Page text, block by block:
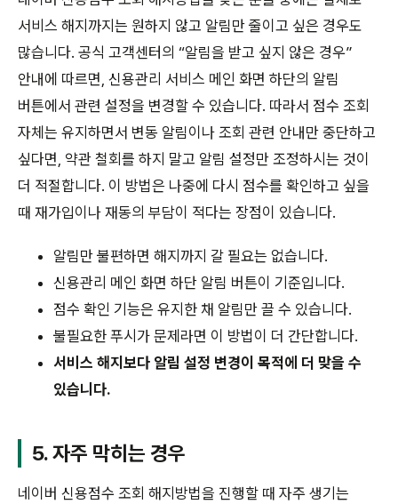
서비스 해지까지는 원하지 않고 알림만 줄이고 싶은 경우도
많습니다. 공식 고객센터의 “알림을 받고 싶지 않은 경우”
안내에 따르면, 신용관리 서비스 메인 화면 하단의 알림
버튼에서 관련 설정을 변경할 수 있습니다. 따라서 점수 조회
자체는 유지하면서 변동 알림이나 조회 관련 안내만 중단하고
싶다면, 약관 철회를 하지 말고 알림 설정만 조정하시는 것이
더 적절합니다. 이 방법은 나중에 다시 점수를 확인하고 싶을
때 재가입이나 재동의 부담이 적다는 장점이 있습니다.
알림만 불편하면 해지까지 갈 필요는 없습니다.
신용관리 메인 화면 하단 알림 버튼이 기준입니다.
점수 확인 기능은 유지한 채 알림만 끌 수 있습니다.
불필요한 푸시가 문제라면 이 방법이 더 간단합니다.
서비스 해지보다 알림 설정 변경이 목적에 더 맞을 수
있습니다.
5. 자주 막히는 경우
네이버 신용점수 조회 해지방법을 진행할 때 자주 생기는